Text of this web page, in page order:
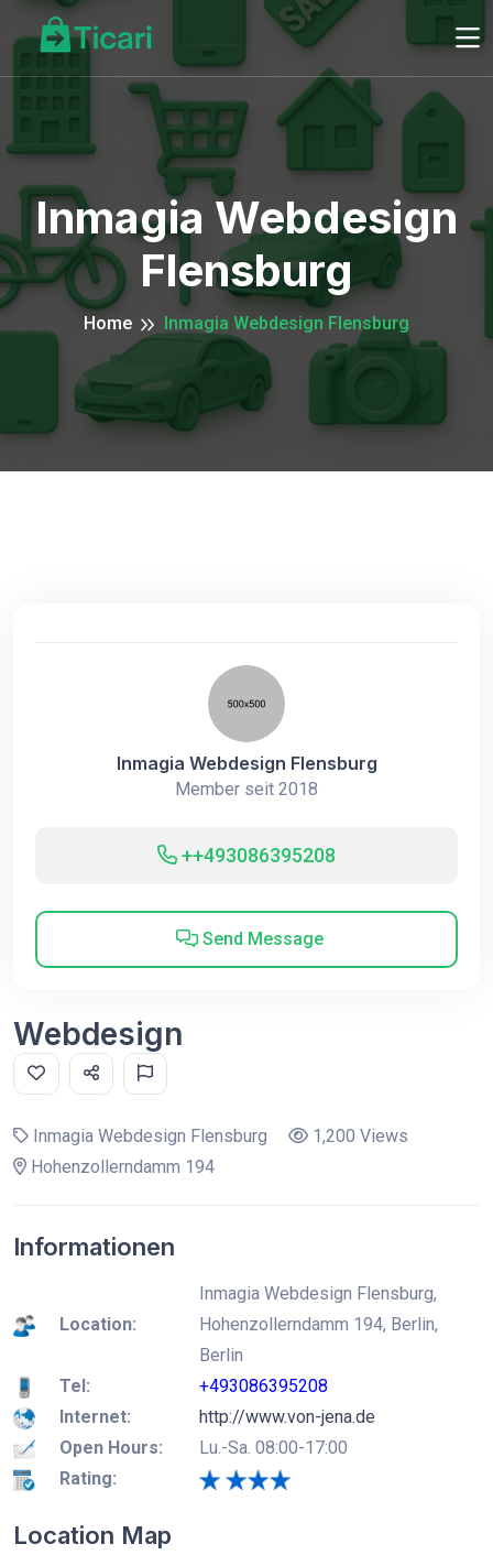
Inmagia Webdesign
Flensburg
Home Inmagia Webdesign Flensburg
Inmagia Webdesign Flensburg
Member seit 2018
++493086395208
Send Message
Webdesign
Inmagia Webdesign Flensburg
1,200 Views
Hohenzollerndamm 194
Informationen
Location:
Inmagia Webdesign Flensburg,
Hohenzollerndamm 194, Berlin,
Berlin
Tel:
+493086395208
Internet:
http://www.von-jena.de
Open Hours:
Lu.-Sa. 08:00-17:00
Rating:
Location Map